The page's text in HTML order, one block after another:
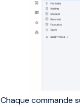
Chaque commande